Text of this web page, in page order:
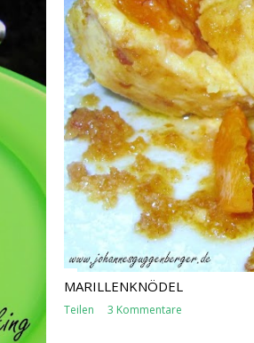
MARILLENKNÖDEL
Teilen 3 Kommentare